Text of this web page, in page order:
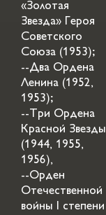
«Золотая
Звезда» Героя
Советского
Союза (1953);
--Два Ордена
Ленина (1952,
1953);
--Три Ордена
Красной Звезды
(1944, 1955,
1956),
--Орден
Отечественной
войны I степени